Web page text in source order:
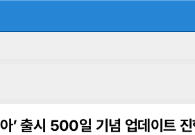
’ 출시 500일 기념 업데이트